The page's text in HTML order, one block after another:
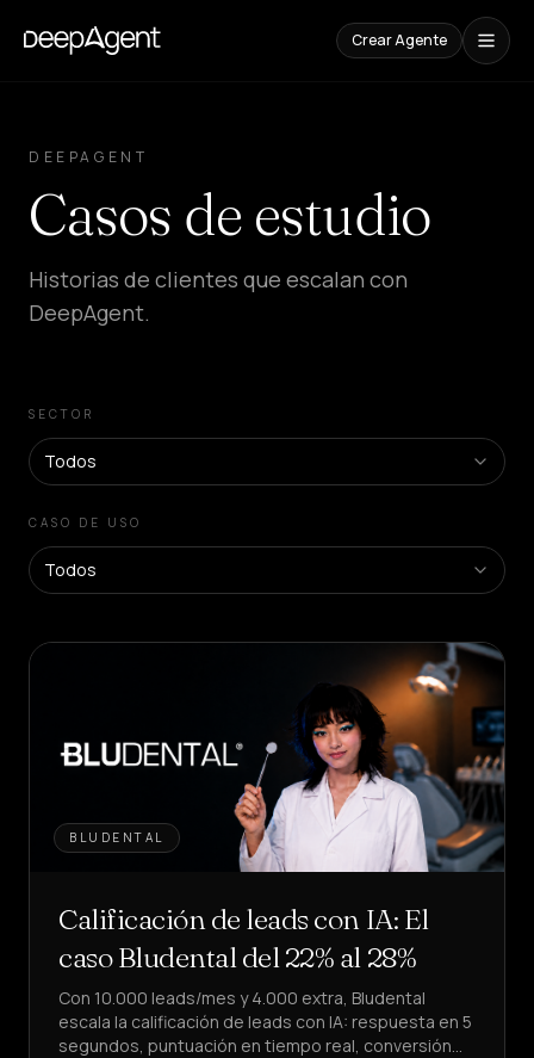
Crear Agente
Estudio
CONTENIDOS
Compara
herramientas
de
Guías,
tendencias
SOLUCIONES
Plataforma
SaaS
agentes
Plataforma
Gestionada
Salud &
BIENESTAR
Hostelería &
ALIMENTACIÓN
DEEPAGENT
Casos de estudio
Historias de clientes que escalan con
DeepAgent.
SECTOR
Todos
CASO DE USO
Todos
BLUDENTAL
Calificación de leads con IA: El
caso Bludental del 22% al 28%
Con 10.000 leads/mes y 4.000 extra, Bludental
escala la calificación de leads con IA: respuesta en 5
segundos, puntuación en tiempo real, conversión